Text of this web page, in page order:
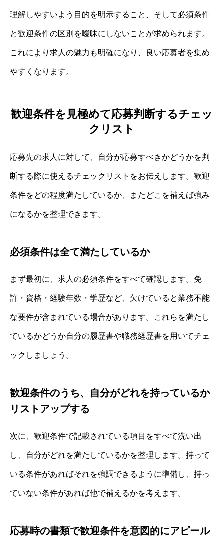
理解しやすいよう目的を明示すること、そして必須条件
と歓迎条件の区別を曖昧にしないことが求められます。
これにより求人の魅力も明確になり、良い応募者を集め
やすくなります。
歓迎条件を見極めて応募判断するチェッ
クリスト
応募先の求人に対して、自分が応募すべきかどうかを判
断する際に使えるチェックリストをお伝えします。歓迎
条件をどの程度満たしているか、またどこを補えば強み
になるかを整理できます。
必須条件は全て満たしているか
まず最初に、求人の必須条件をすべて確認します。免
許・資格・経験年数・学歴など、欠けていると業務不能
な要件が含まれている場合があります。これらを満たし
ているかどうか自分の履歴書や職務経歴書を用いてチェ
ックしましょう。
歓迎条件のうち、自分がどれを持っているか
リストアップする
次に、歓迎条件で記載されている項目をすべて洗い出
し、自分がどれを満たしているかを整理します。持って
いる条件があればそれを強調できるように準備し、持っ
ていない条件があれば他で補えるかを考えます。
応募時の書類で歓迎条件を意図的にアピール